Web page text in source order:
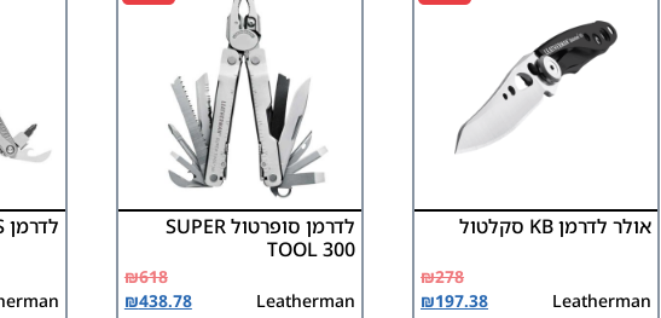
אולר לדרמן KB סקלטול
Leatherman
₪278
₪197.38
לדרמן סופרטול SUPER
TOOL 300
Leatherman
₪618
₪438.78
לדרמן CHARGE TTI PLUS